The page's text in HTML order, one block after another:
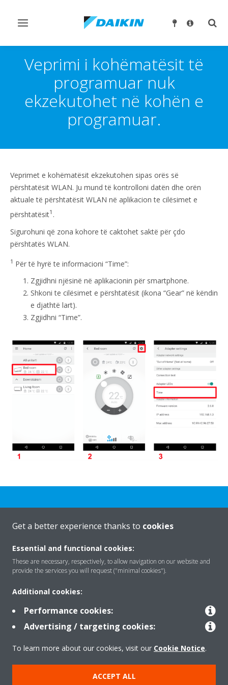
Ndrysho
Veprimi i kohëmatësit të
programuar nuk
ekzekutohet në kohën e
programuar.
Veprimet e kohëmatësit ekzekutohen sipas orës së
përshtatësit WLAN. Ju mund të kontrolloni datën dhe orën
aktuale të përshtatësit WLAN në aplikacion te cilësimet e
përshtatësit1 .
Sigurohuni që zona kohore të caktohet saktë për çdo
përshtatës WLAN.
1 Për të hyrë te informacioni “Time”:
Zgjidhni njësinë në aplikacionin për smartphone.
Shkoni te cilësimet e përshtatësit (ikona “Gear” në këndin
e djathtë lart).
Zgjidhni “Time”.
Rreth nesh
Zgjidhje
Kontakti
Produktet
Get a better experience thanks to cookies
Essential and functional cookies:
These are necessary, respectively, to allow navigation on our website and
provide the services you will request ("minimal cookies").
Additional cookies:
Performance cookies:
Advertising / targeting cookies:
To learn more about our cookies, visit our Cookie Notice.
ACCEPT ALL